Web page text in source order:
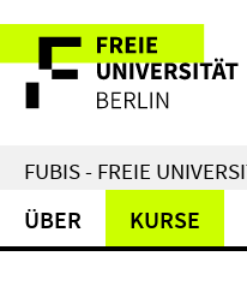
direkt
Inhalt
Service-
Navigation
FUBIS - FREIE
ÜBER KURSE